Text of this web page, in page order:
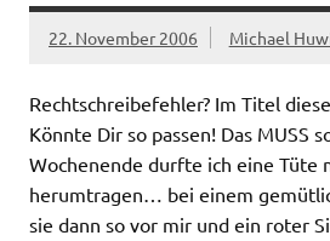
22. November 2006 Michael
Rechtschreibefehler? Im Titel
Könnte Dir so passen! Das MUSS
Wochenende durfte ich eine Tüte
herumtragen… bei einem
sie dann so vor mir und ein roter